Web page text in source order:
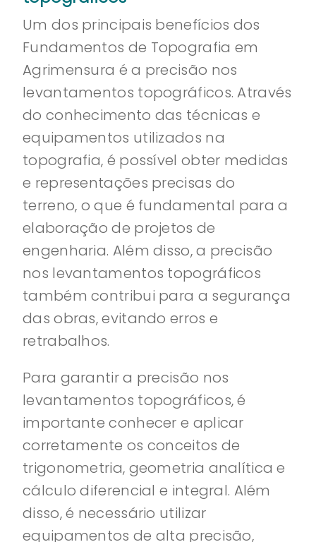
Um dos principais benefícios dos
Fundamentos de Topografia em
Agrimensura é a precisão nos
levantamentos topográficos. Através
do conhecimento das técnicas e
equipamentos utilizados na
topografia, é possível obter medidas
e representações precisas do
terreno, o que é fundamental para a
elaboração de projetos de
engenharia. Além disso, a precisão
nos levantamentos topográficos
também contribui para a segurança
das obras, evitando erros e
retrabalhos.
Para garantir a precisão nos
levantamentos topográficos, é
importante conhecer e aplicar
corretamente os conceitos de
trigonometria, geometria analítica e
cálculo diferencial e integral. Além
disso, é necessário utilizar
equipamentos de alta precisão,